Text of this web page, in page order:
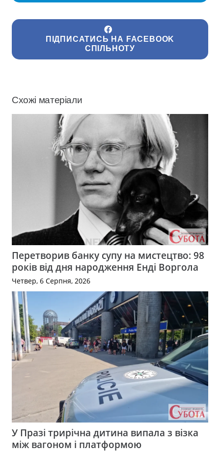
ПІДПИСАТИСЬ НА FACEBOOK
СПІЛЬНОТУ
Схожі матеріали
Перетворив банку супу на мистецтво: 98
років від дня народження Енді Воргола
Четвер, 6 Серпня, 2026
У Празі трирічна дитина випала з візка
між вагоном і платформою